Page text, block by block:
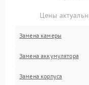
Цены
Замена камеры
Замена аккумулятора
Замена корпуса